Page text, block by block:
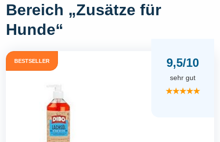
Bereich „Zusätze für
Hunde“
BESTSELLER 9,5/10
sehr gut
★★★★★